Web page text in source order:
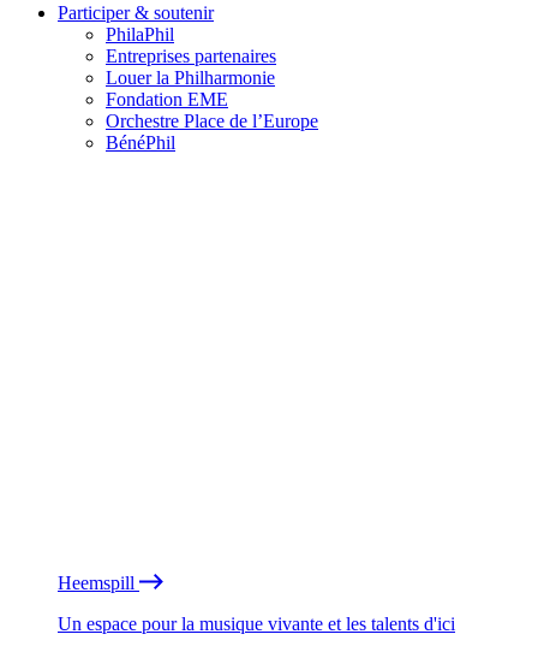
Participer & soutenir
PhilaPhil
Entreprises partenaires
Louer la Philharmonie
Fondation EME
Orchestre Place de l’Europe
BénéPhil
Heemspill
Un espace pour la musique vivante et les talents d'ici